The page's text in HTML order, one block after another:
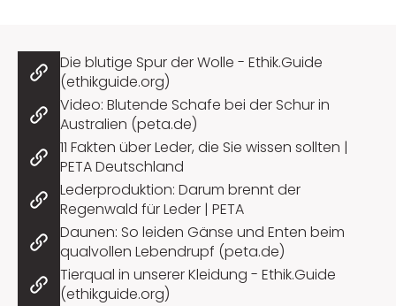
Die blutige Spur der Wolle - Ethik.Guide
(ethikguide.org)
Video: Blutende Schafe bei der Schur in
Australien (peta.de)
11 Fakten über Leder, die Sie wissen sollten |
PETA Deutschland
Lederproduktion: Darum brennt der
Regenwald für Leder | PETA
Daunen: So leiden Gänse und Enten beim
qualvollen Lebendrupf (peta.de)
Tierqual in unserer Kleidung - Ethik.Guide
(ethikguide.org)